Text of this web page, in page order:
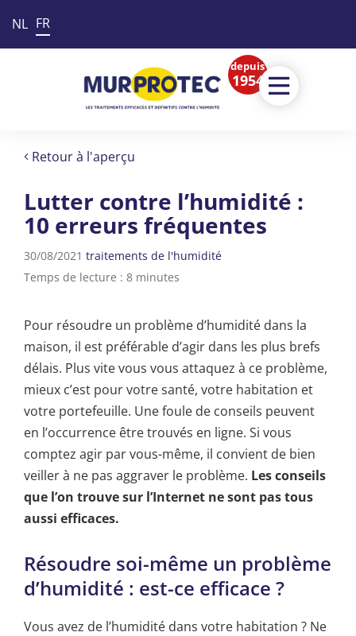
NL FR
depuis
1954
Retour à l'aperçu
Lutter contre l’humidité :
10 erreurs fréquentes
30/08/2021 traitements de l'humidité
Temps de lecture : 8 minutes
Pour résoudre un problème d’humidité dans la
maison, il est préférable d’agir dans les plus brefs
délais. Plus vite vous vous attaquez à ce problème,
mieux c’est pour votre santé, votre habitation et
votre portefeuille. Une foule de conseils peuvent
en l’occurrence être trouvés en ligne. Si vous
comptez agir par vous-même, il convient de bien
veiller à ne pas aggraver le problème. Les conseils
que l’on trouve sur l’Internet ne sont pas tous
aussi efficaces.
Résoudre soi-même un problème
d’humidité : est-ce efficace ?
Vous avez de l’humidité dans votre habitation ? Ne